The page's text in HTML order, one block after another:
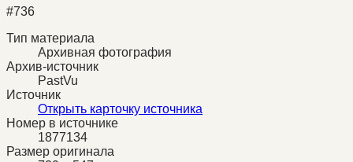
#736
Тип материала
Архивная фотография
Архив-источник
PastVu
Источник
Открыть карточку источника
Номер в источнике
1877134
Размер оригинала